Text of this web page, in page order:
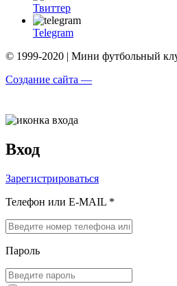
Твиттер
Telegram
© 1999-2020 | Мини футбольный
Создание сайта —
Вход
Зарегистрироваться
Телефон или E-MAIL *
Пароль